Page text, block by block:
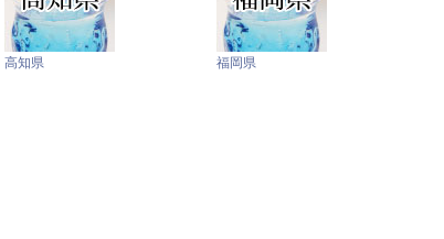
高知県 福岡県